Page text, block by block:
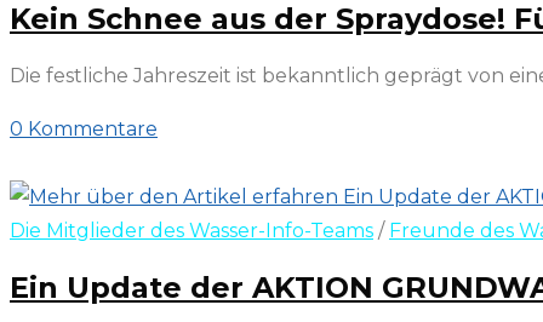
Kein Schnee aus der Spraydose!
Die festliche Jahreszeit ist bekanntlich geprägt von
0 Kommentare
Die Mitglieder des Wasser-Info-Teams / Freunde des
Ein Update der AKTION